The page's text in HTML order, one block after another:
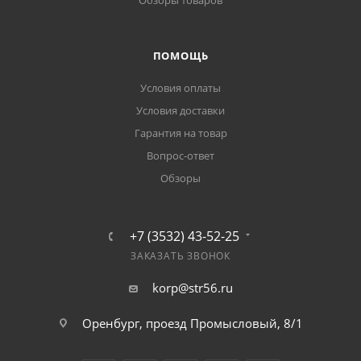
ПОМОЩЬ
Условия оплаты
Условия доставки
Гарантия на товар
Вопрос-ответ
Обзоры
+7 (3532) 43-52-25
ЗАКАЗАТЬ ЗВОНОК
korp@str56.ru
Оренбург, проезд Промысловый, 8/1